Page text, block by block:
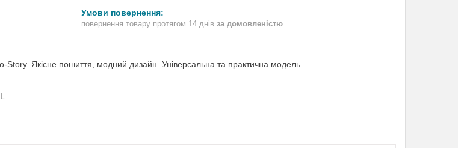
повернення товару протягом 14 днів за домовленістю
Story. Якісне пошиття, модний дизайн. Універсальна та практична модель.